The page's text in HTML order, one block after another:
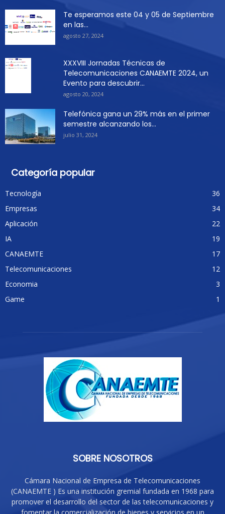
Te esperamos este 04 y 05 de Septiembre
en las...
agosto 27, 2024
XXXVIII Jornadas Técnicas de
Telecomunicaciones CANAEMTE 2024, un
Evento para descubrir...
agosto 20, 2024
Telefónica gana un 29% más en el primer
semestre alcanzando los...
julio 31, 2024
Categoría popular
Tecnología
36
Empresas
34
Aplicación
22
IA
19
CANAEMTE
17
Telecomunicaciones
12
Economia
3
Game
1
SOBRE NOSOTROS
Cámara Nacional de Empresa de Telecomunicaciones
(CANAEMTE ) Es una institución gremial fundada en 1968 para
promover el desarrollo del sector de las telecomunicaciones y